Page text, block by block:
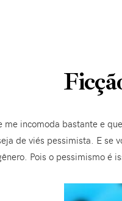
me incomoda bastante e
de viés pessimista. E se
Pois o pessimismo é